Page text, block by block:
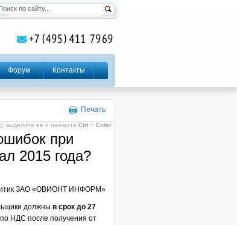
Форум Контакты
Печать
выделите ее и нажмите Ctrl + Enter
при
2015 года?
ЗАО «ОВИОНТ ИНФОРМ»
должны в срок до 27
НДС после получения от